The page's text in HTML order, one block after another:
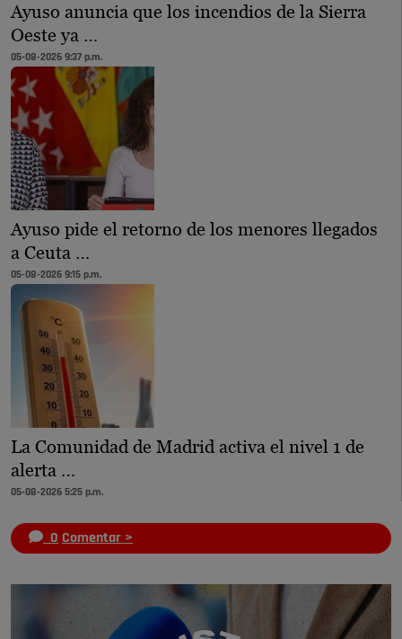
Ayuso anuncia que los incendios de la Sierra
Oeste ya …
05-08-2026 9:37 p.m.
Ayuso pide el retorno de los menores llegados
a Ceuta …
05-08-2026 9:15 p.m.
La Comunidad de Madrid activa el nivel 1 de
alerta …
05-08-2026 5:25 p.m.
0 Comentar >